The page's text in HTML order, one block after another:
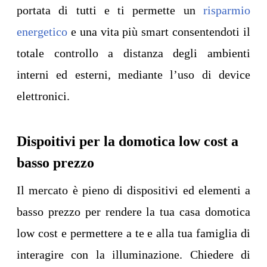
portata di tutti e ti permette un risparmio
energetico e una vita più smart consentendoti il
totale controllo a distanza degli ambienti
interni ed esterni, mediante l’uso di device
elettronici.
Dispoitivi per la domotica low cost a
basso prezzo
Il mercato è pieno di dispositivi ed elementi a
basso prezzo per rendere la tua casa domotica
low cost e permettere a te e alla tua famiglia di
interagire con la illuminazione. Chiedere di